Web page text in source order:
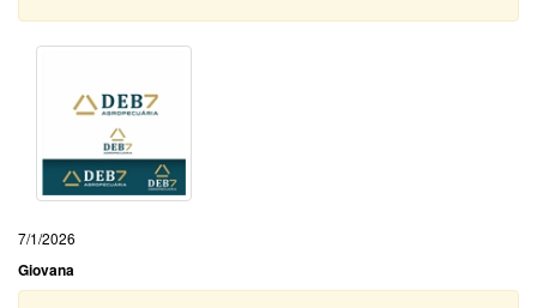
7/1/2026
Giovana